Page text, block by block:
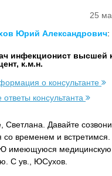
25
Юрий Александрович:
инфекционист высшей
к.м.н.
о консультанте
ответы консультанта
Светлана. Давайте
со временем и
имеющуюся медицинскую
С ув., ЮСухов.